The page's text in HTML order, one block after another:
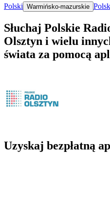
Polski Warmińsko-mazurskie
Słuchaj Polskie
Olsztyn i wielu
świata za pomocą
Uzyskaj bezpłatną